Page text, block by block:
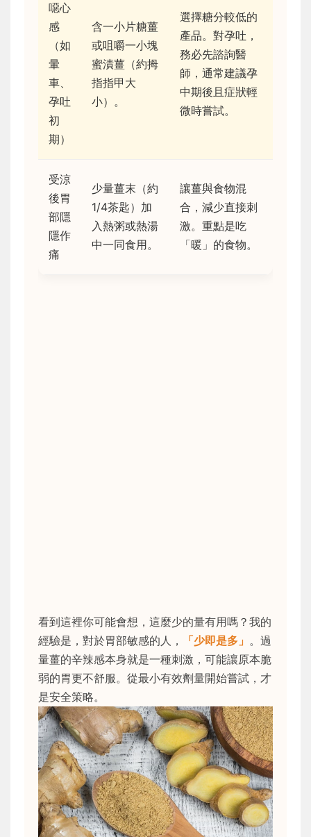
噁心
感
（如
暈
車、
孕吐
初
期）
含一小片糖薑
或咀嚼一小塊
蜜漬薑（約拇
指指甲大
小）。
選擇糖分較低的
產品。對孕吐，
務必先諮詢醫
師，通常建議孕
中期後且症狀輕
微時嘗試。
受涼
後胃
部隱
隱作
痛
少量薑末（約
1/4茶匙）加
入熱粥或熱湯
中一同食用。
讓薑與食物混
合，減少直接刺
激。重點是吃
「暖」的食物。
看到這裡你可能會想，這麼少的量有用嗎？我的
經驗是，對於胃部敏感的人，
「少即是多」 。過
量薑的辛辣感本身就是一種刺激，可能讓原本脆
弱的胃更不舒服。從最小有效劑量開始嘗試，才
是安全策略。